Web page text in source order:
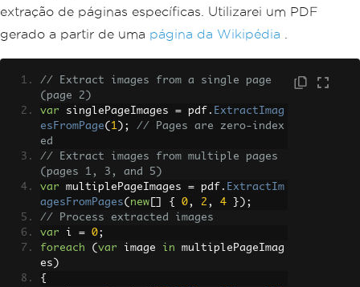
extração de páginas específicas. Utilizarei um PDF
gerado a partir de uma página da Wikipédia
// Extract images from a single page
(page 2)
var singlePageImages = pdf . ExtractImag
esFromPage( 1 );
// Pages are zero-index
ed
// Extract images from multiple pages
(pages 1, 3, and 5)
var multiplePageImages = pdf . ExtractIm
agesFromPages( new { 0, 2 , 4
});
// Process extracted images
var i = 0;
foreach
( var image in multiplePageImag
es )
{